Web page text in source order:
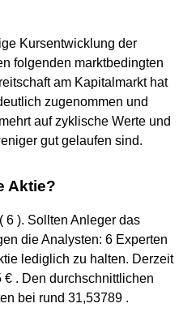
Kursentwicklung der
folgenden marktbedingten
am Kapitalmarkt hat
zugenommen und
auf zyklische Werte und
gut gelaufen sind.
Aktie?
6 ). Sollten Anleger das
die Analysten: 6 Experten
lediglich zu halten. Derzeit
. Den durchschnittlichen
bei rund 31,53789 .